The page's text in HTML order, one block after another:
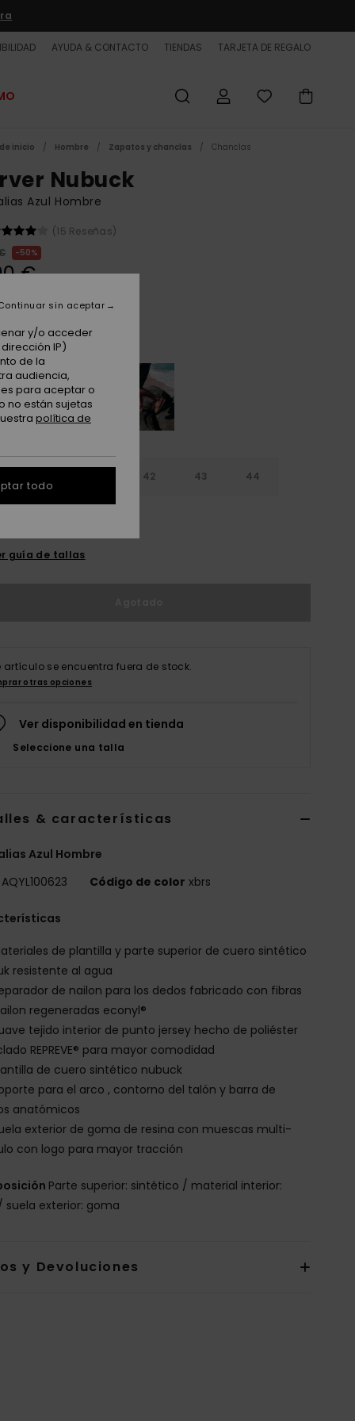
AYUDA & CONTACTO TIENDAS TARJETA DE REGALO
inicio Hombre Zapatos y chanclas Chanclas
Nubuck
Azul Hombre
(15 Reseñas)
50%
€
red/grey
42 43 44
guía de tallas
artículo se encuentra fuera de stock.
otras opciones
Ver disponibilidad en tienda
Seleccione una talla
& características
Azul Hombre
AQYL100623 Código de color xbrs
de plantilla y parte superior de cuero sintético
resistente al agua
de nailon para los dedos fabricado con fibras
regeneradas econyl®
tejido interior de punto jersey hecho de poliéster
REPREVE® para mayor comodidad
de cuero sintético nubuck
para el arco , contorno del talón y barra de
anatómicos
exterior de goma de resina con muescas multi-
con logo para mayor tracción
Parte superior: sintético / material interior:
suela exterior: goma
y Devoluciones
y/o acceder
IP)
de la
audiencia,
para aceptar o
no están sujetas
política de
sin aceptar
todo